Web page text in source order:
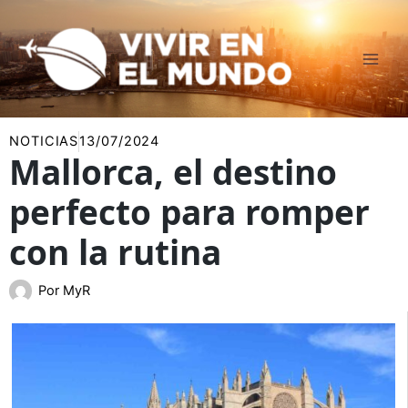
al
contenido
NOTICIAS13/07/2024
Mallorca, el destino
perfecto para romper
con la rutina
Por MyR